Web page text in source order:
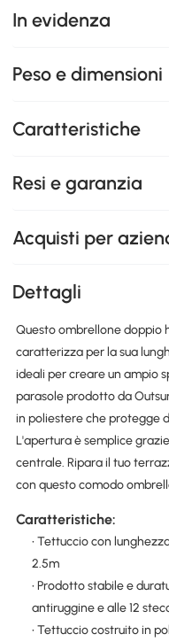
In evidenza
Peso e dimensioni
Caratteristiche
Resi e garanzia
Acquisti per
Dettagli
Questo ombrellone doppio
caratterizza per la sua
ideali per creare un ampio
parasole prodotto da
in poliestere che protegge
L'apertura è semplice
centrale. Ripara il tuo
con questo comodo
Caratteristiche:
• Tettuccio con
2.5m
• Prodotto stabile e
antiruggine e alle 12
• Tettuccio costruito in